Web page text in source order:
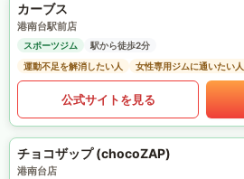
カーブス
港南台駅前店
スポーツジム
駅から徒歩2分
運動不足を解消したい人
女性専用ジムに通いたい人
公式サイトを見る
チョコザップ (chocoZAP)
港南台店